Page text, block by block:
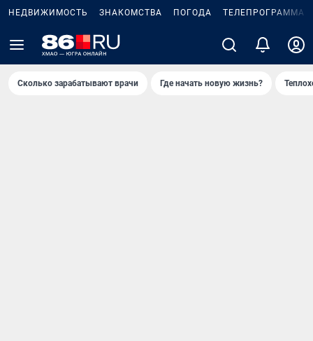
НЕДВИЖИМОСТЬ ЗНАКОМСТВА ПОГОДА ТЕЛЕПРОГРАММА
Сколько зарабатывают врачи Где начать новую жизнь?